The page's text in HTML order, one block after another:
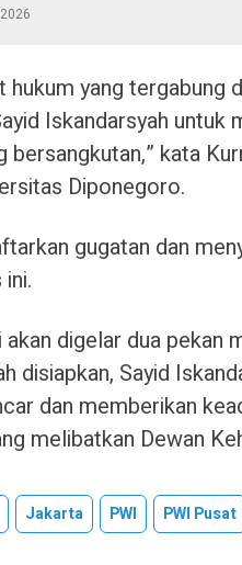
hukum yang tergabung
Iskandarsyah untuk
bersangkutan,” kata
Diponegoro.
gugatan dan
digelar dua pekan
disiapkan, Sayid
dan memberikan
melibatkan Dewan
Jakarta PWI PWI Pusat